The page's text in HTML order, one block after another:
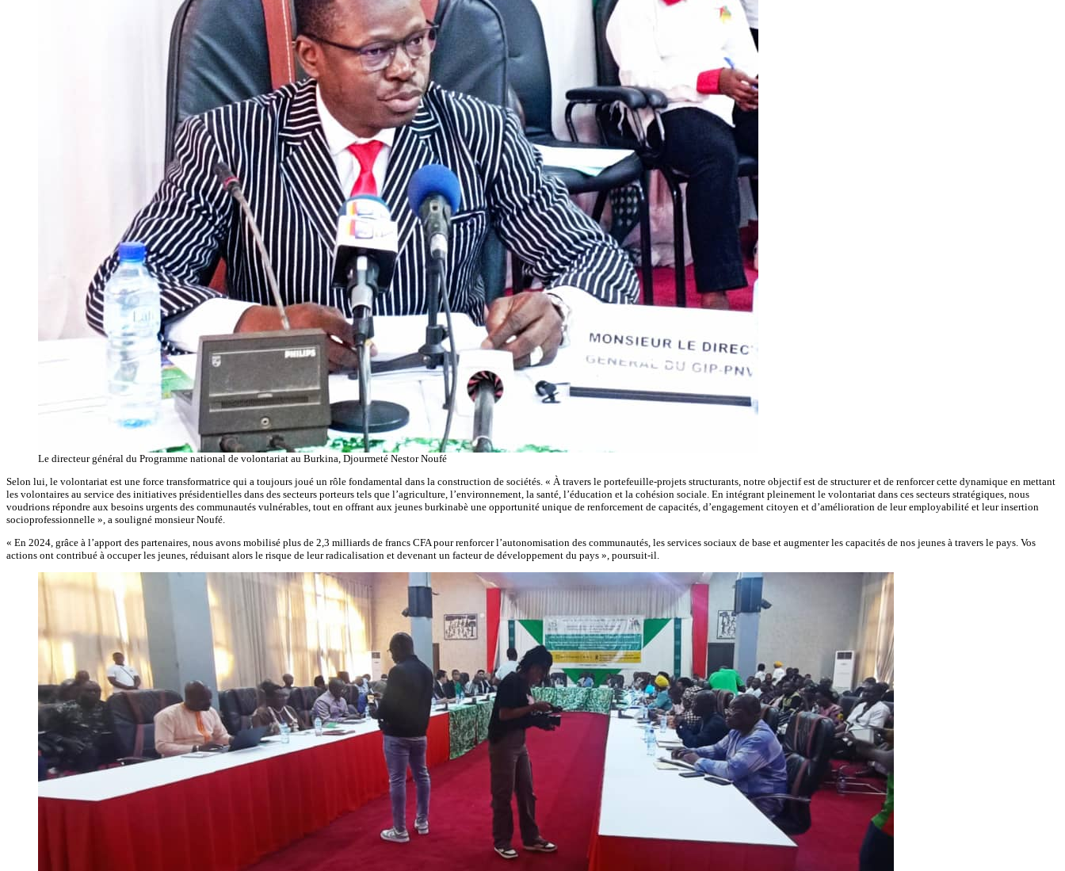
Le directeur général du Programme national de volontariat au Burkina, Djourmeté Nestor Noufé
Selon lui, le volontariat est une force transformatrice qui a toujours joué un rôle fondamental dans la construction de sociétés. « À travers le portefeuille-projets structurants, notre objectif est de structurer et de renforcer cette dynamique en mettant
les volontaires au service des initiatives présidentielles dans des secteurs porteurs tels que l’agriculture, l’environnement, la santé, l’éducation et la cohésion sociale. En intégrant pleinement le volontariat dans ces secteurs stratégiques, nous
voudrions répondre aux besoins urgents des communautés vulnérables, tout en offrant aux jeunes burkinabè une opportunité unique de renforcement de capacités, d’engagement citoyen et d’amélioration de leur employabilité et leur insertion
socioprofessionnelle », a souligné monsieur Noufé.
« En 2024, grâce à l’apport des partenaires, nous avons mobilisé plus de 2,3 milliards de francs CFA pour renforcer l’autonomisation des communautés, les services sociaux de base et augmenter les capacités de nos jeunes à travers le pays. Vos
actions ont contribué à occuper les jeunes, réduisant alors le risque de leur radicalisation et devenant un facteur de développement du pays », poursuit-il.